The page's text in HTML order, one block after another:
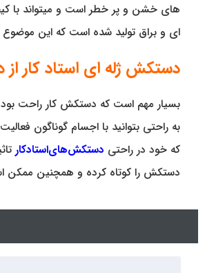
های خشن و پر خطر است و میتواند با
ای و براق تولید شده است که این موضوع
دستکش ژله ای استاد کار
بسیار مهم است که دستکش کار راحت
به راحتی بتوانید با اجسام گوناگون
که خود در راحتی دستکش‌های‌استادکار
دستکش را کوتاه کرده و همچنین ممکن